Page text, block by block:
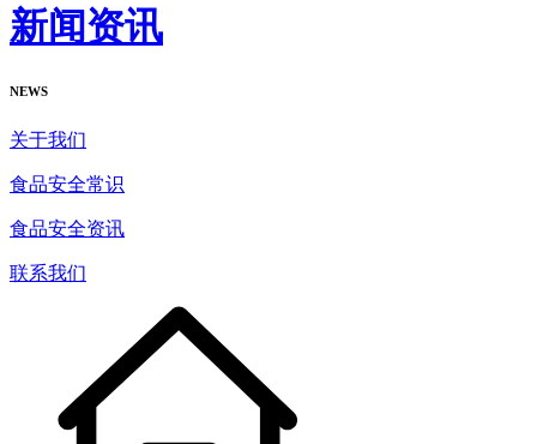
新闻资讯
NEWS
关于我们
食品安全常识
食品安全资讯
联系我们